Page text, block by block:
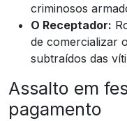
criminosos
O Receptador:
de comercializar
subtraídos das
Assalto em
pagamento